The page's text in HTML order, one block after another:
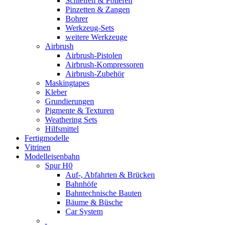
Pinzetten & Zangen
Bohrer
Werkzeug-Sets
weitere Werkzeuge
Airbrush
Airbrush-Pistolen
Airbrush-Kompressoren
Airbrush-Zubehör
Maskingtapes
Kleber
Grundierungen
Pigmente & Texturen
Weathering Sets
Hilfsmittel
Fertigmodelle
Vitrinen
Modelleisenbahn
Spur H0
Auf-, Abfahrten & Brücken
Bahnhöfe
Bahntechnische Bauten
Bäume & Büsche
Car System